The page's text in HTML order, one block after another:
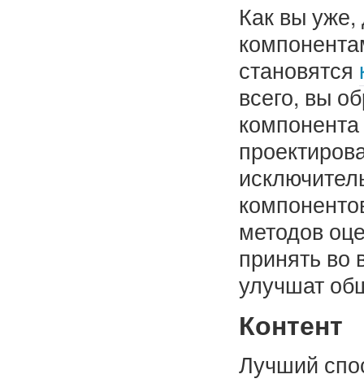
Как вы
становятся
всего, вы
методов
принять во
улучшат
Контент
Лучший